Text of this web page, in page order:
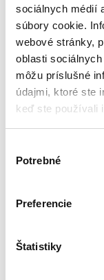
sociálnych médií
súbory cookie.
webové stránky,
oblasti
môžu príslušné
údajmi, ktoré ste
keď ste používali
súhlasu
Potrebné
Preferencie
Štatistiky